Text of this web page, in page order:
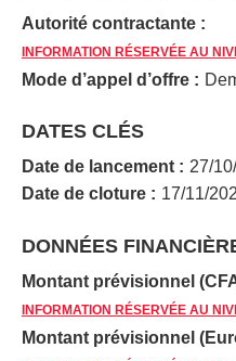
Autorité contractante :
INFORMATION RÉSERVÉE AU
Mode d’appel d’offre :
DATES CLÉS
Date de lancement : 27/
Date de cloture : 17/11/
DONNÉES
Montant prévisionnel
INFORMATION RÉSERVÉE AU
Montant prévisionnel